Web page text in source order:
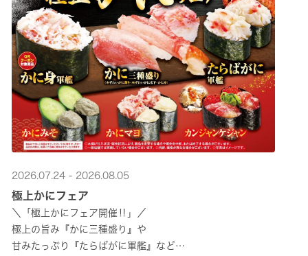
2026.07.24 - 2026.08.05
極上かにフェア
＼「極上かにフェア開催‼」／
極上の旨み『かに三種盛り』や
甘みたっぷり『たらばがに軍艦』など